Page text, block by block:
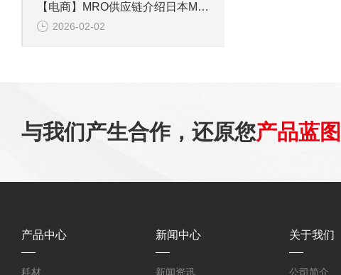
【电商】MRO供应链介绍日本MIYUKI美幸辉控制蝶阀 BAR系列 BAR-J50
2026-02-02
与我们产生合作，还原您产品蓝图
产品中心
耗材
新闻中心
新闻资讯
关于我们
公司简介